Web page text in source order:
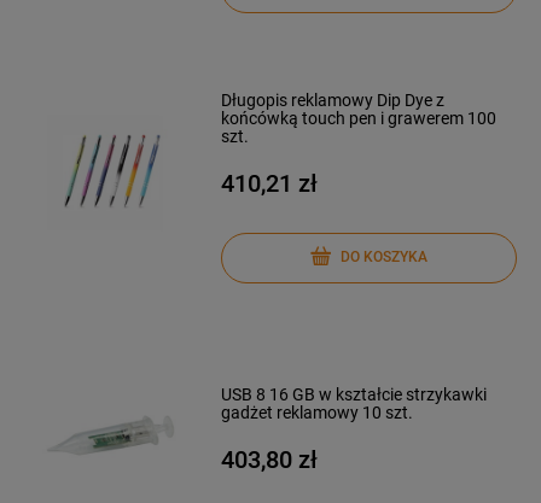
Długopis reklamowy Dip Dye z
końcówką touch pen i grawerem 100
szt.
410,21 zł
DO KOSZYKA
USB 8 16 GB w kształcie strzykawki
gadżet reklamowy 10 szt.
403,80 zł